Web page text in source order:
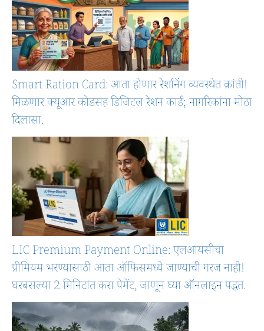
Smart Ration Card: आता होणार रेशनिंग व्यवस्थेत क्रांती!
मिळणार क्यूआर कोडसह डिजिटल रेशन कार्ड; नागरिकांना मोठा
दिलासा.
LIC Premium Payment Online: एलआयसीचा
प्रीमियम भरण्यासाठी आता ऑफिसमध्ये जाण्याची गरज नाही!
घरबसल्या 2 मिनिटांत करा पेमेंट, जाणून घ्या ऑनलाइन पद्धत.